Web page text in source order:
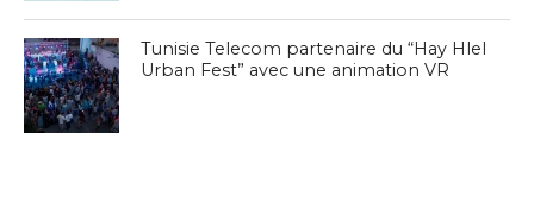
Tunisie Telecom partenaire du “Hay Hlel
Urban Fest” avec une animation VR